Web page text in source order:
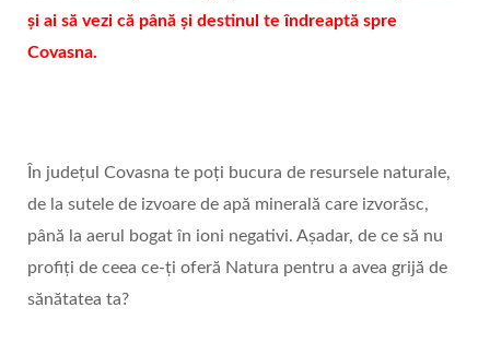
și ai să vezi că până și destinul te îndreaptă spre
Covasna.
În județul Covasna te poți bucura de resursele naturale,
de la sutele de izvoare de apă minerală care izvorăsc,
până la aerul bogat în ioni negativi. Așadar, de ce să nu
profiți de ceea ce-ți oferă Natura pentru a avea grijă de
sănătatea ta?